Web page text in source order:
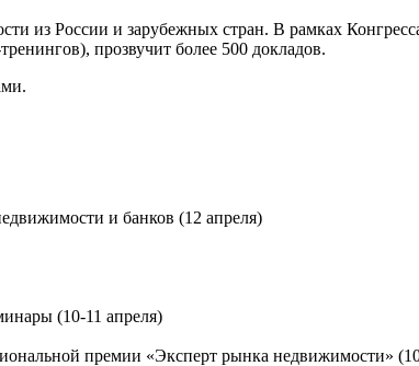
из России и зарубежных стран. В рамках
прозвучит более 500 докладов.
и банков (12 апреля)
(10-11 апреля)
премии «Эксперт рынка недвижимости»